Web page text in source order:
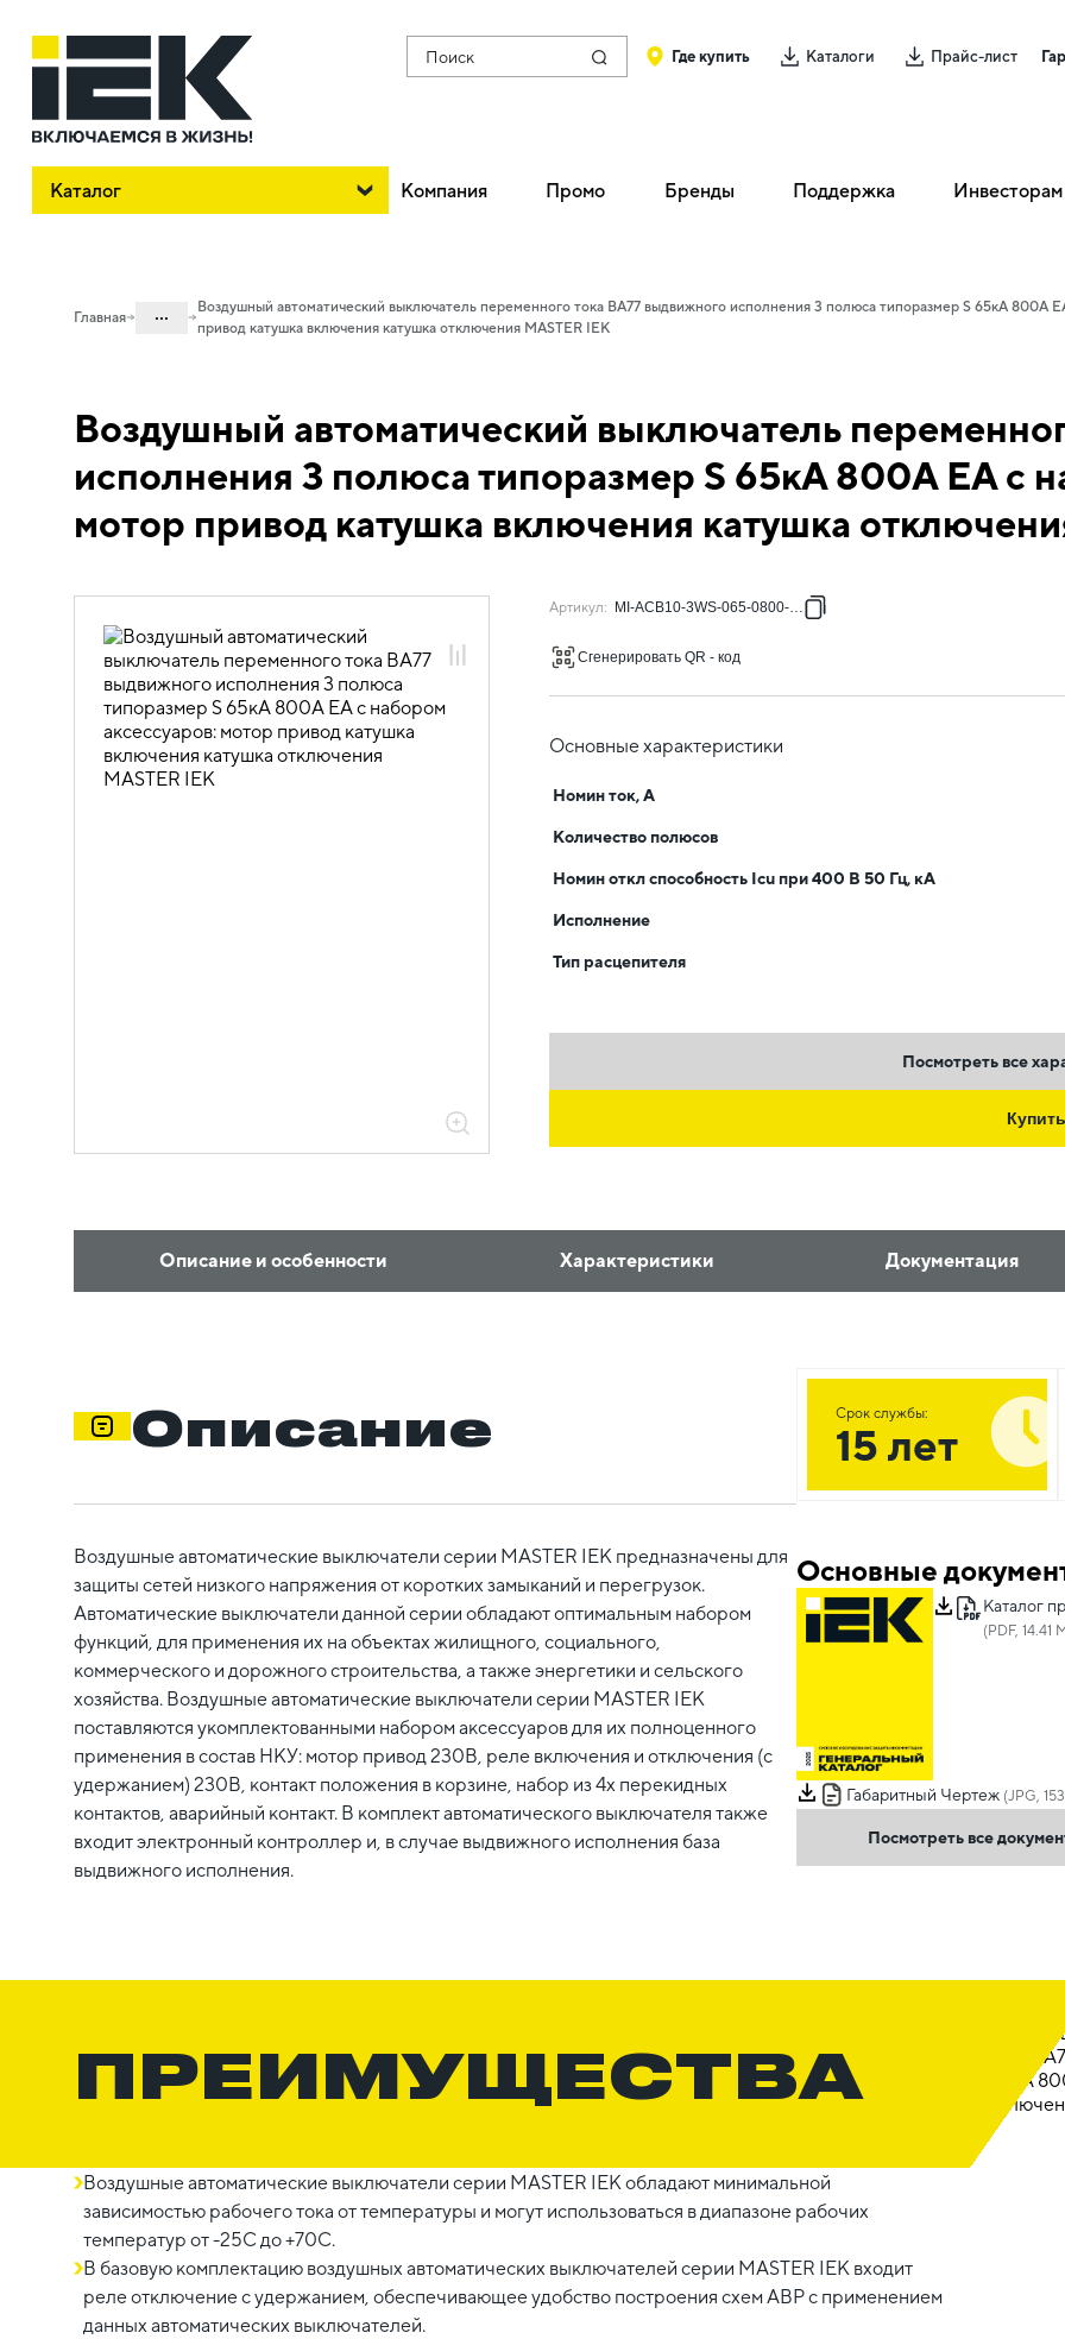
Поиск Где купить Каталоги Прайс-лист
Каталог Компания Промо Бренды Поддержка Инвесторам
Главная ...
коммутации
02.04 Воздушные автоматические
выключатели и доп. устройства
02.04.02 Воздушные автоматические
выключатели MASTER IEK и доп.
автоматические выключатели
02.04.02.01.01 Воздушные
автоматические выключатели
переменного тока
02.04.02.01.01.01 Воздушные
автоматические выключатели
выдвижного исполнения
Воздушный автоматический выключатель переменного тока ВА77 выдвижного исполнения 3 полюса типоразмер S 65кА 800А
привод катушка включения катушка отключения MASTER IEK
Воздушный автоматический выключатель
исполнения 3 полюса типоразмер S 65кА 800А EA с
мотор привод катушка включения катушка
Артикул: MI-ACB10-3WS-065-0800-ACF
Сгенерировать QR - код
Основные характеристики
Номин ток, А
Количество полюсов
Номин откл способность Icu при 400 В 50 Гц, кА
Исполнение
Тип расцепителя
Посмотреть все
Купить
Описание и особенности Характеристики Документация
Описание
Воздушные автоматические выключатели серии MASTER IEK предназначены для
защиты сетей низкого напряжения от коротких замыканий и перегрузок.
Автоматические выключатели данной серии обладают оптимальным набором
функций, для применения их на объектах жилищного, социального,
коммерческого и дорожного строительства, а также энергетики и сельского
хозяйства. Воздушные автоматические выключатели серии MASTER IEK
поставляются укомплектованными набором аксессуаров для их полноценного
применения в состав НКУ: мотор привод 230В, реле включения и отключения (с
удержанием) 230В, контакт положения в корзине, набор из 4х перекидных
контактов, аварийный контакт. В комплект автоматического выключателя также
входит электронный контроллер и, в случае выдвижного исполнения база
выдвижного исполнения.
Срок службы:
15 лет
Основные
Каталог
(PDF, 14.41
Габаритный Чертеж (JPG,
Посмотреть все
ПРЕИМУЩЕСТВА
Воздушные автоматические выключатели серии MASTER IEK обладают минимальной
зависимостью рабочего тока от температуры и могут использоваться в диапазоне рабочих
температур от -25С до +70С.
В базовую комплектацию воздушных автоматических выключателей серии MASTER IEK входит
реле отключение с удержанием, обеспечивающее удобство построения схем АВР с применением
данных автоматических выключателей.